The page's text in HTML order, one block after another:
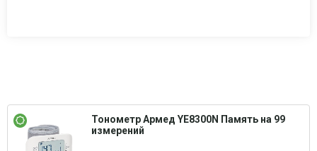
Тонометр Армед YE8300N Память на 99
измерений